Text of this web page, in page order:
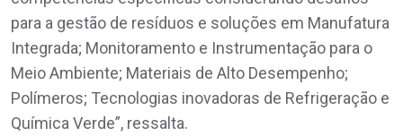
para a gestão de resíduos e soluções em Manufatura
Integrada; Monitoramento e Instrumentação para o
Meio Ambiente; Materiais de Alto Desempenho;
Polímeros; Tecnologias inovadoras de Refrigeração e
Química Verde”, ressalta.